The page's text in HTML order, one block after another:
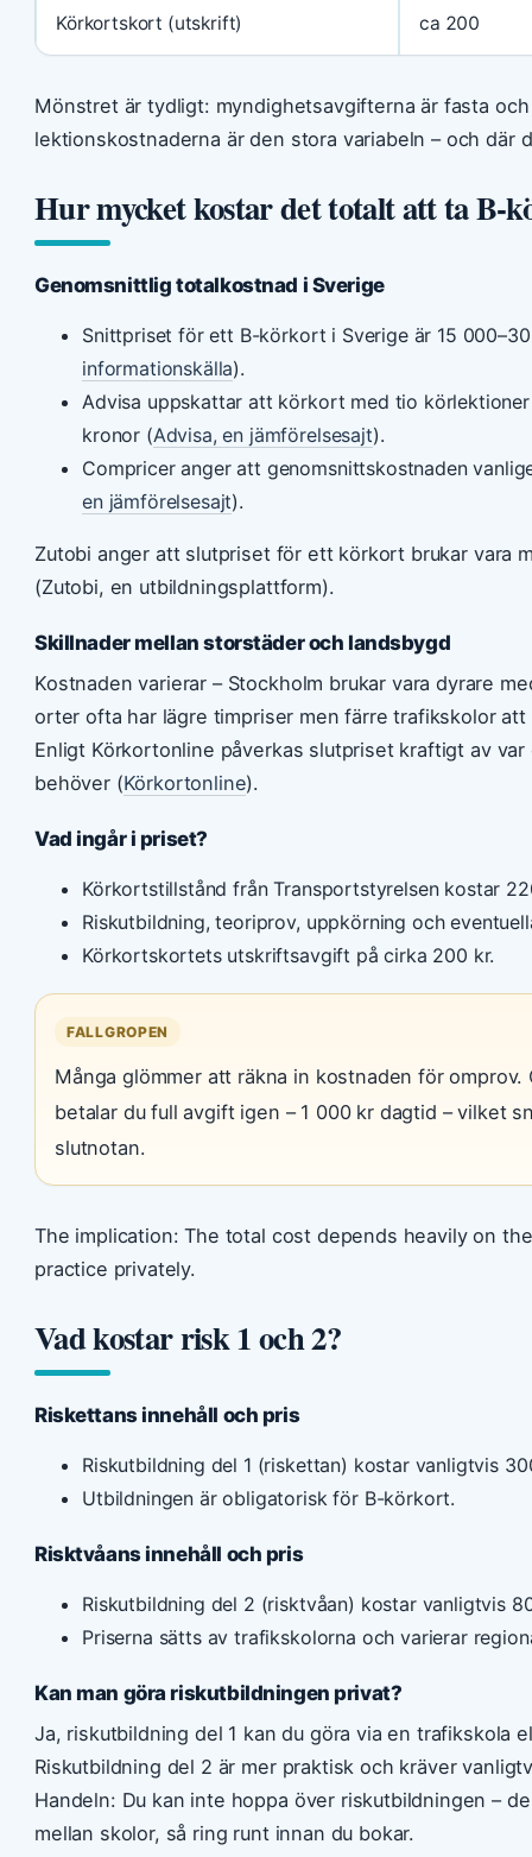
Körkortskort (utskrift) ca 200
Mönstret är tydligt: myndighetsavgifterna är fasta
lektionskostnaderna är den stora variabeln – och där
Hur mycket kostar det totalt att ta B-
Genomsnittlig totalkostnad i Sverige
Snittpriset för ett B-körkort i Sverige är 15
informationskälla).
Advisa uppskattar att körkort med tio
kronor (Advisa, en jämförelsesajt).
Compricer anger att genomsnittskostnaden
en jämförelsesajt).
Zutobi anger att slutpriset för ett körkort brukar vara
(Zutobi, en utbildningsplattform).
Skillnader mellan storstäder och landsbygd
Kostnaden varierar – Stockholm brukar vara dyrare
orter ofta har lägre timpriser men färre trafikskolor att
Enligt Körkortonline påverkas slutpriset kraftigt av
behöver (Körkortonline).
Vad ingår i priset?
Körkortstillstånd från Transportstyrelsen kostar
Riskutbildning, teoriprov, uppkörning och
Körkortskortets utskriftsavgift på cirka 200 kr.
FALLGROPEN
Många glömmer att räkna in kostnaden för omprov.
betalar du full avgift igen – 1 000 kr dagtid – vilket
slutnotan.
The implication: The total cost depends heavily on
practice privately.
Vad kostar risk 1 och 2?
Riskettans innehåll och pris
Riskutbildning del 1 (riskettan) kostar vanligtvis
Utbildningen är obligatorisk för B-körkort.
Risktvåans innehåll och pris
Riskutbildning del 2 (risktvåan) kostar vanligtvis
Priserna sätts av trafikskolorna och varierar
Kan man göra riskutbildningen privat?
Ja, riskutbildning del 1 kan du göra via en trafikskola
Riskutbildning del 2 är mer praktisk och kräver
Handeln: Du kan inte hoppa över riskutbildningen –
mellan skolor, så ring runt innan du bokar.